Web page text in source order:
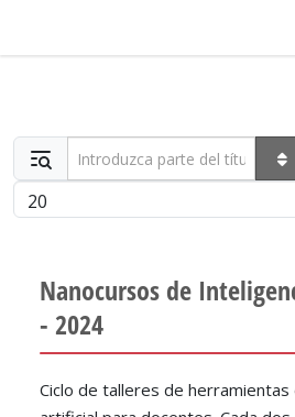
Introduzca parte del título
Cantidad a mostrar
Nanocursos de
- 2024
Ciclo de talleres de herramientas